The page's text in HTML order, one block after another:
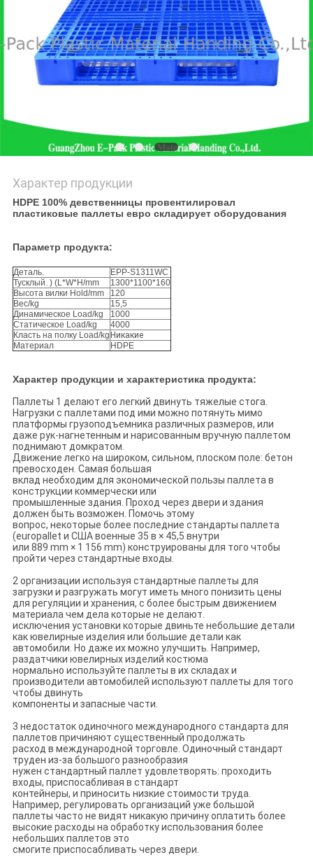
Характер продукции
HDPE 100% девственницы провентилировал
пластиковые паллеты евро складирует оборудования
Параметр продукта:
Деталь.
EPP-S1311WC
Тусклый. ) (L*W*H/mm
1300*1100*160
Высота вилки Hold/mm
120
Вес/kg
15,5
Динамическое Load/kg
1000
Статическое Load/kg
4000
Класть на полку Load/kg Никакие
Материал
HDPE
Характер продукции и характеристика продукта:
Паллеты 1 делают его легкий двинуть тяжелые стога.
Нагрузки с паллетами под ими можно потянуть мимо
платформы грузоподъемника различных размеров, или
даже рук-нагнетенным и нарисованным вручную паллетом
поднимают домкратом.
Движение легко на широком, сильном, плоском поле: бетон
превосходен. Самая большая
вклад необходим для экономической пользы паллета в
конструкции коммерчески или
промышленные здания. Проход через двери и здания
должен быть возможен. Помочь этому
вопрос, некоторые более последние стандарты паллета
(europallet и США военные 35 в × 45,5 внутри
или 889 mm × 1 156 mm) конструированы для того чтобы
пройти через стандартные входы.
2 организации используя стандартные паллеты для
загрузки и разгружать могут иметь много понизить цены
для регуляции и хранения, с более быстрым движением
материала чем дела которые не делают.
исключения установки которые двиньте небольшие детали
как ювелирные изделия или большие детали как
автомобили. Но даже их можно улучшить. Например,
раздатчики ювелирных изделий костюма
нормально используйте паллеты в их складах и
производители автомобилей используют паллеты для того
чтобы двинуть
компоненты и запасные части.
3 недостаток одиночного международного стандарта для
паллетов причиняют существенный продолжать
расход в международной торговле. Одиночный стандарт
труден из-за большого разнообразия
нужен стандартный паллет удовлетворять: проходить
входы, приспосабливая в стандарт
контейнеры, и приносить низкие стоимости труда.
Например, регулировать организаций уже большой
паллеты часто не видят никакую причину оплатить более
высокие расходы на обработку использования более
небольших паллетов это
смогите приспосабливать через двери.